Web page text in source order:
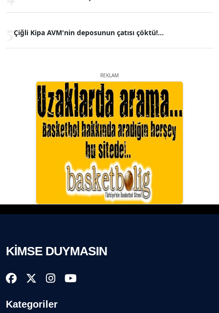
Çiğli Kipa AVM'nin deposunun çatısı çöktü!...
REKLAM
KİMSE DUYMASIN
Kategoriler